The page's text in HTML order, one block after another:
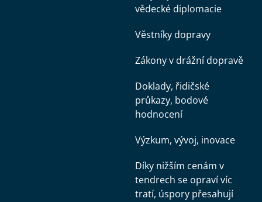
vědecké diplomacie
Věstníky dopravy
Zákony v drážní dopravě
Doklady, řidičské
průkazy, bodové
hodnocení
Výzkum, vývoj, inovace
Díky nižším cenám v
tendrech se opraví víc
tratí, úspory přesahují